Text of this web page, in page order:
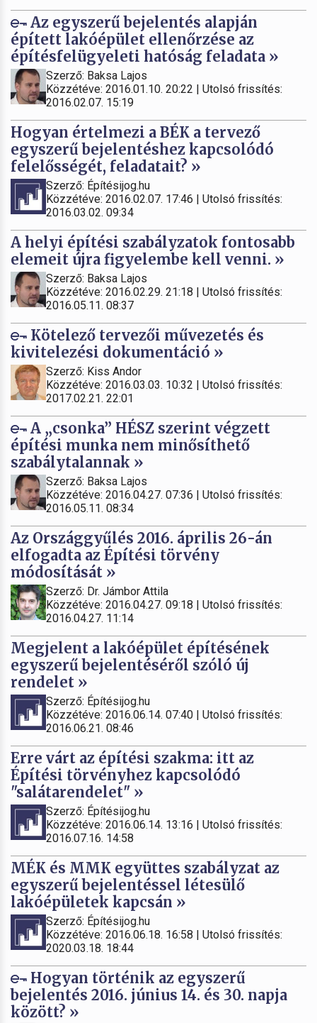
Az egyszerű bejelentés alapján
épített lakóépület ellenőrzése az
építésfelügyeleti hatóság feladata »
Szerző: Baksa Lajos
Közzétéve: 2016.01.10. 20:22 | Utolsó frissítés:
2016.02.07. 15:19
Hogyan értelmezi a BÉK a tervező
egyszerű bejelentéshez kapcsolódó
felelősségét, feladatait? »
Szerző: Építésijog.hu
Közzétéve: 2016.02.07. 17:46 | Utolsó frissítés:
2016.03.02. 09:34
A helyi építési szabályzatok fontosabb
elemeit újra figyelembe kell venni. »
Szerző: Baksa Lajos
Közzétéve: 2016.02.29. 21:18 | Utolsó frissítés:
2016.05.11. 08:37
Kötelező tervezői művezetés és
kivitelezési dokumentáció »
Szerző: Kiss Andor
Közzétéve: 2016.03.03. 10:32 | Utolsó frissítés:
2017.02.21. 22:01
A „csonka” HÉSZ szerint végzett
építési munka nem minősíthető
szabálytalannak »
Szerző: Baksa Lajos
Közzétéve: 2016.04.27. 07:36 | Utolsó frissítés:
2016.05.11. 08:34
Az Országgyűlés 2016. április 26-án
elfogadta az Építési törvény
módosítását »
Szerző: Dr. Jámbor Attila
Közzétéve: 2016.04.27. 09:18 | Utolsó frissítés:
2016.04.27. 11:14
Megjelent a lakóépület építésének
egyszerű bejelentéséről szóló új
rendelet »
Szerző: Építésijog.hu
Közzétéve: 2016.06.14. 07:40 | Utolsó frissítés:
2016.06.21. 08:46
Erre várt az építési szakma: itt az
Építési törvényhez kapcsolódó
"salátarendelet" »
Szerző: Építésijog.hu
Közzétéve: 2016.06.14. 13:16 | Utolsó frissítés:
2016.07.16. 14:58
MÉK és MMK együttes szabályzat az
egyszerű bejelentéssel létesülő
lakóépületek kapcsán »
Szerző: Építésijog.hu
Közzétéve: 2016.06.18. 16:58 | Utolsó frissítés:
2020.03.18. 18:44
Hogyan történik az egyszerű
bejelentés 2016. június 14. és 30. napja
között? »